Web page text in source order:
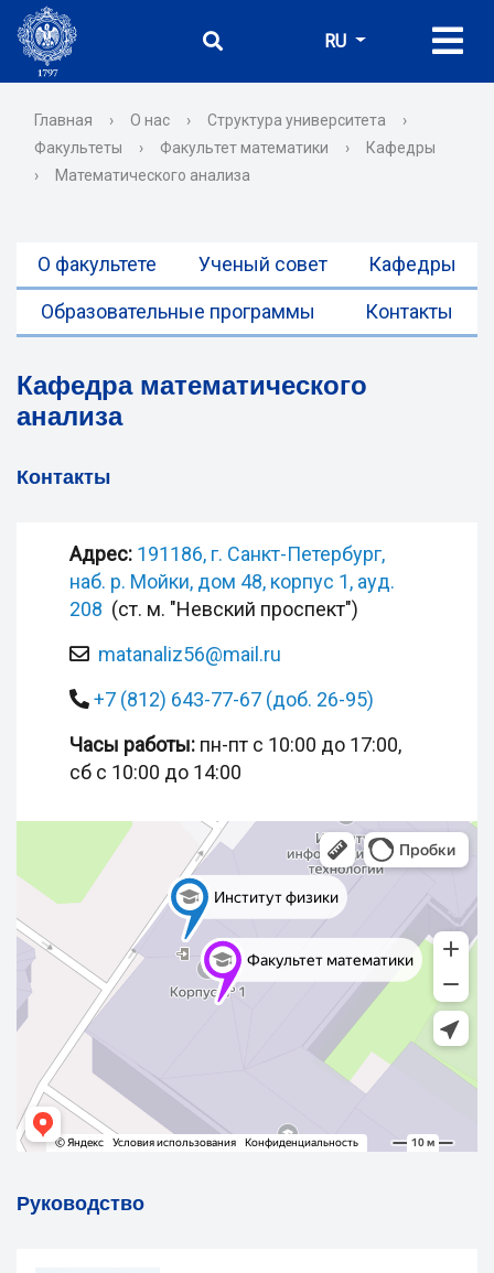
RU
Главная › О нас › Структура университета
›
Факультеты
› Факультет математики ›
Кафедры
›
Математического анализа
О факультете Ученый совет Кафедры
Образовательные программы Контакты
Кафедра математического
анализа
Контакты
Адрес: 191186, г. Санкт-Петербург,
наб. р. Мойки, дом 48, корпус 1, ауд.
208 (ст. м. "Невский проспект")
matanaliz56@mail.ru
+7 (812) 643-77-67 (доб. 26-95)
Часы работы: пн-пт с 10:00 до 17:00,
сб с 10:00 до 14:00
Руководство